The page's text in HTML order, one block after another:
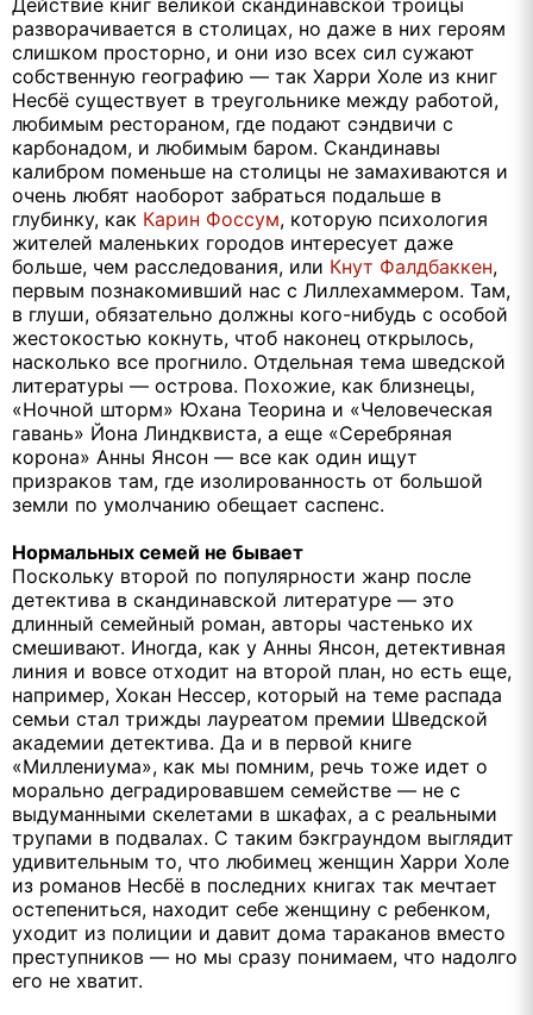
Действие книг великой скандинавской троицы
разворачивается в столицах, но даже в них героям
слишком просторно, и они изо всех сил сужают
собственную географию — так Харри Холе из книг
Несбё существует в треугольнике между работой,
любимым рестораном, где подают сэндвичи с
карбонадом, и любимым баром. Скандинавы
калибром поменьше на столицы не замахиваются и
очень любят наоборот забраться подальше в
глубинку, как Карин Фоссум, которую психология
жителей маленьких городов интересует даже
больше, чем расследования, или Кнут Фалдбаккен,
первым познакомивший нас с Лиллехаммером. Там,
в глуши, обязательно должны кого-нибудь c особой
жестокостью кокнуть, чтоб наконец открылось,
насколько все прогнило. Отдельная тема шведской
литературы — острова. Похожие, как близнецы,
«Ночной шторм» Юхана Теорина и «Человеческая
гавань» Йона Линдквиста, а еще «Серебряная
корона» Анны Янсон — все как один ищут
призраков там, где изолированность от большой
земли по умолчанию обещает саспенс.
Нормальных семей не бывает
Поскольку второй по популярности жанр после
детектива в скандинавской литературе — это
длинный семейный роман, авторы частенько их
смешивают. Иногда, как у Анны Янсон, детективная
линия и вовсе отходит на второй план, но есть еще,
например, Хокан Нессер, который на теме распада
семьи стал трижды лауреатом премии Шведской
академии детектива. Да и в первой книге
«Миллениума», как мы помним, речь тоже идет о
морально деградировавшем семействе — не с
выдуманными скелетами в шкафах, а с реальными
трупами в подвалах. С таким бэкграундом выглядит
удивительным то, что любимец женщин Харри Холе
из романов Несбё в последних книгах так мечтает
остепениться, находит себе женщину с ребенком,
уходит из полиции и давит дома тараканов вместо
преступников — но мы сразу понимаем, что надолго
его не хватит.